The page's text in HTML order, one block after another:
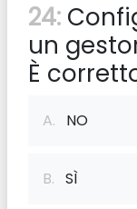
24:
un
È
A. NO
B. SÌ